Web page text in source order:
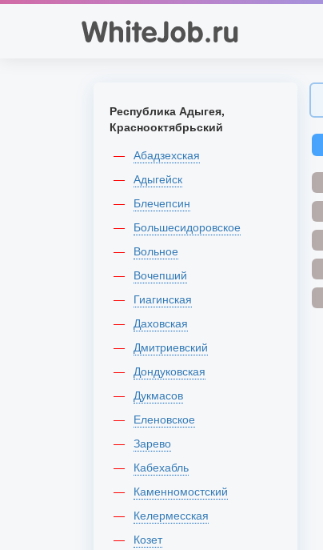
Республика Адыгея,
Краснооктябрьский
Абадзехская
Адыгейск
Блечепсин
Большесидоровское
Вольное
Вочепший
Гиагинская
Даховская
Дмитриевский
Дондуковская
Дукмасов
Еленовское
Зарево
Кабехабль
Каменномостский
Келермесская
Козет